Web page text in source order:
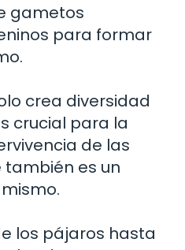
gametos
para formar
crea diversidad
crucial para la
de las
también es un
los pájaros hasta